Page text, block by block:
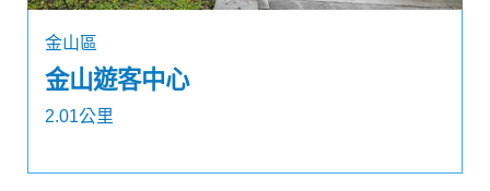
金山區
金山遊客中心
2.01公里